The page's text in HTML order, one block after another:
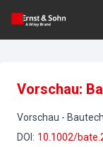
Vorschau:
Vorschau -
DOI : 10.1002/